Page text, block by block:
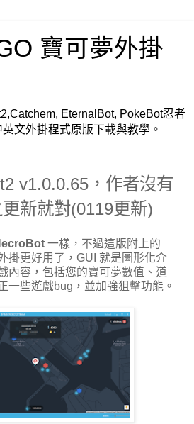
寶可夢外掛
EternalBot, PokeBot忍者
文外掛程式原版下載與教學。
v1.0.0.65，作者沒有
新就對(0119更新)
一樣，不過這版附上的
掛更好用了，GUI 就是圖形化介
內容，包括您的寶可夢數值、道
一些遊戲bug，並加強狙擊功能。